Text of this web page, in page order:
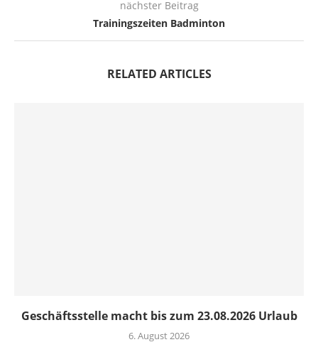
nächster Beitrag
Trainingszeiten Badminton
RELATED ARTICLES
Geschäftsstelle macht bis zum 23.08.2026 Urlaub
6. August 2026